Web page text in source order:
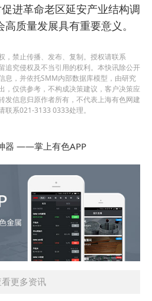
进革命老区延安产业结构调
质量发展具有重要意义。
，禁止传播、发布、复制。授权请联系
追究侵权及不当引用的权利。本快讯除公开
息，并依托SMM内部数据库模型，由研究
，仅供参考，不构成决策建议，客户决策应
发信息归原作者所有，不代表上海有色网建
联系021-3133 0333处理。
器 ——掌上有色APP
更多资讯